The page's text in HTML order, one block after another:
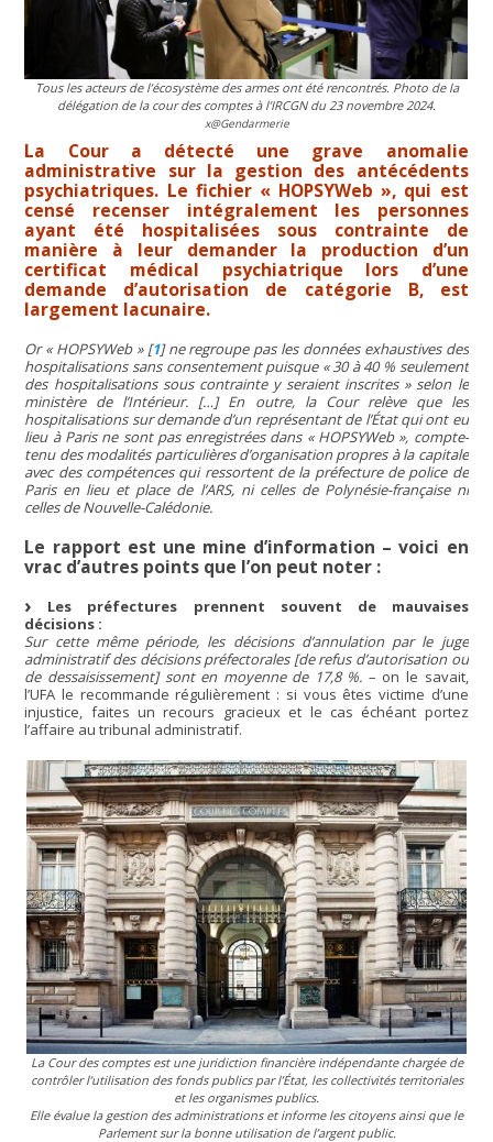
Tous les acteurs de l’écosystème des armes ont été rencontrés. Photo de la
délégation de la cour des comptes à l’IRCGN du 23 novembre 2024.
x@Gendarmerie
La Cour a détecté une grave anomalie
administrative sur la gestion des antécédents
psychiatriques. Le fichier « HOPSYWeb », qui est
censé recenser intégralement les personnes
ayant été hospitalisées sous contrainte de
manière à leur demander la production d’un
certificat médical psychiatrique lors d’une
demande d’autorisation de catégorie B, est
largement lacunaire.
Or « HOPSYWeb »[1]ne regroupe pas les données exhaustives des
hospitalisations sans consentement puisque « 30 à 40 % seulement
des hospitalisations sous contrainte y seraient inscrites » selon le
ministère de l’Intérieur. […] En outre, la Cour relève que les
hospitalisations sur demande d’un représentant de l’État qui ont eu
lieu à Paris ne sont pas enregistrées dans « HOPSYWeb », compte-
tenu des modalités particulières d’organisation propres à la capitale
avec des compétences qui ressortent de la préfecture de police de
Paris en lieu et place de l’ARS, ni celles de Polynésie-française ni
celles de Nouvelle-Calédonie.
Le rapport est une mine d’information – voici en
vrac d’autres points que l’on peut noter :
Les préfectures prennent souvent de mauvaises
décisions :
Sur cette même période, les décisions d’annulation par le juge
administratif des décisions préfectorales [de refus d’autorisation ou
de dessaisissement] sont en moyenne de 17,8 %. – on le savait,
l’UFA le recommande régulièrement : si vous êtes victime d’une
injustice, faites un recours gracieux et le cas échéant portez
l’affaire au tribunal administratif.
La Cour des comptes est une juridiction financière indépendante chargée de
contrôler l’utilisation des fonds publics par l’État, les collectivités territoriales
et les organismes publics.
Elle évalue la gestion des administrations et informe les citoyens ainsi que le
Parlement sur la bonne utilisation de l’argent public.